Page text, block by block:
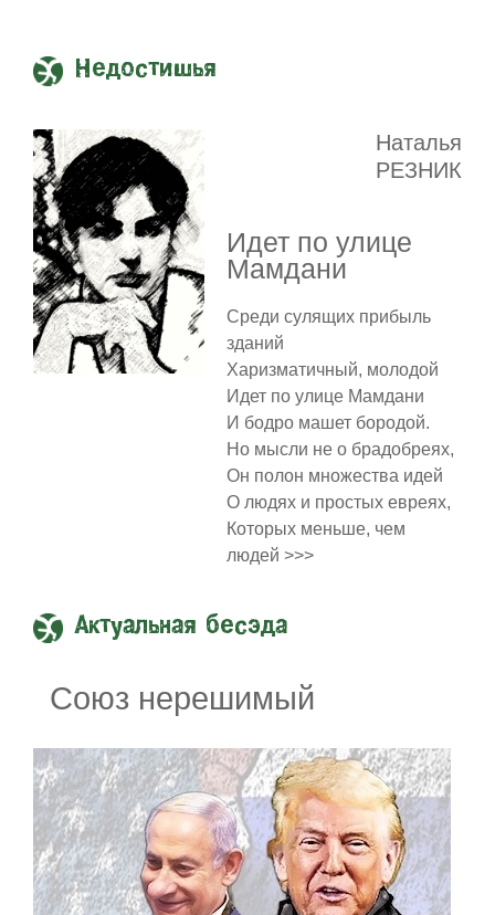
Недостишья
Наталья
РЕЗНИК
Идет по улице
Мамдани
Среди сулящих прибыль
зданий
Харизматичный, молодой
Идет по улице Мамдани
И бодро машет бородой.
Но мысли не о брадобреях,
Он полон множества идей
О людях и простых евреях,
Которых меньше, чем
людей >>>
Актуальная бесэда
Союз нерешимый